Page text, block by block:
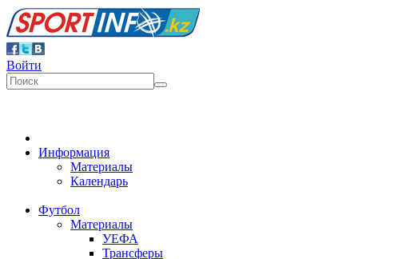
Войти
Информация
Материалы
Календарь
Футбол
Материалы
УЕФА
Трансферы